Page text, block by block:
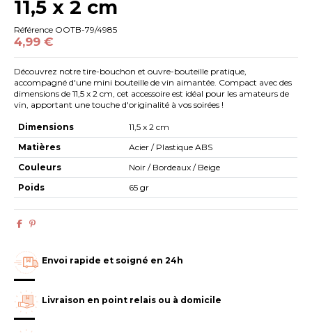
11,5 x 2 cm
Référence OOTB-79/4985
4,99 €
Découvrez notre tire-bouchon et ouvre-bouteille pratique,
accompagné d'une mini bouteille de vin aimantée. Compact avec des
dimensions de 11,5 x 2 cm, cet accessoire est idéal pour les amateurs de
vin, apportant une touche d'originalité à vos soirées !
Dimensions
11,5 x 2 cm
Matières
Acier / Plastique ABS
Couleurs
Noir / Bordeaux / Beige
Poids
65 gr
Envoi rapide et soigné en 24h
Livraison en point relais ou à domicile